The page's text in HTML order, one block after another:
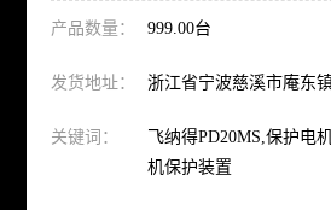
产品数量： 999.00台
发货地址： 浙江省宁波慈溪市庵东
关键词：
飞纳得PD20MS,保护
机保护装置